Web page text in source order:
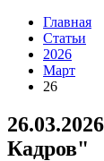
Главная
Статьи
2026
Март
26
Кадров"